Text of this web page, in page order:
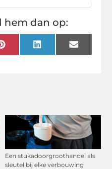
Een stukadoorgroothandel als
sleutel bij elke verbouwing
hem dan op:
PinterestLinkedInEmail